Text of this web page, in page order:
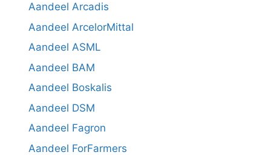
Aandeel Arcadis
Aandeel ArcelorMittal
Aandeel ASML
Aandeel BAM
Aandeel Boskalis
Aandeel DSM
Aandeel Fagron
Aandeel ForFarmers